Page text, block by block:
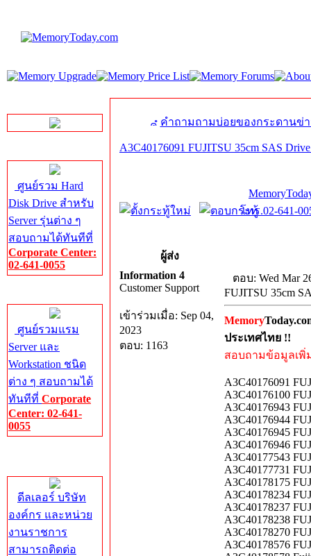
ศูนย์รวม Hard
Disk Drive สำหรับ
Server รุ่นต่าง ๆ
สอบถามได้ทันทีที่
Corporate Center:
02-641-0055
ศูนย์รวมแรม
Server และ
Workstation ชนิด
ต่าง ๆ สอบถามได้
ทันทีที่ Corporate
Center: 02-641-
0055
ดีลเลอร์ บริษัท
องค์กร และหน่วย
งานราชการ
สามารถติดต่อ
คำถามถามบ่อยของกระดานข่
A3C40176091 FUJITSU 35cm SAS
โทร.02-641-
ผู้ส่ง
Information 4
Customer Support
เข้าร่วมเมื่อ: Sep 04,
2023
ตอบ: 1163
ตอบ: Wed Mar
FUJITSU 35cm
Memory
ประเทศไทย !!
สอบถามข้อมูลเพิ่
A3C40176091
A3C40176100
A3C40176943
A3C40176944
A3C40176945
A3C40176946
A3C40177543
A3C40177731
A3C40178175
A3C40178234
A3C40178237
A3C40178238
A3C40178270
A3C40178576